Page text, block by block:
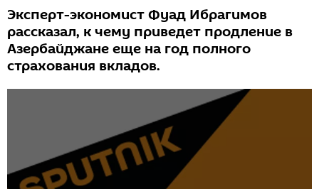
Эксперт-экономист Фуад Ибрагимов
рассказал, к чему приведет продление в
Азербайджане еще на год полного
страхования вкладов.